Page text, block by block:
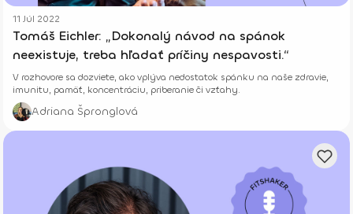
11 Júl 2022
Tomáš Eichler: „Dokonalý návod na spánok
neexistuje, treba hľadať príčiny nespavosti.“
V rozhovore sa dozviete, ako vplýva nedostatok spánku na naše zdravie,
imunitu, pamäť, koncentráciu, priberanie či vzťahy.
Adriana Špronglová